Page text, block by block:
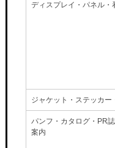
ディスプレイ・パネル・
ジャケット・ステッカ
パンフ・カタログ・PR
案内